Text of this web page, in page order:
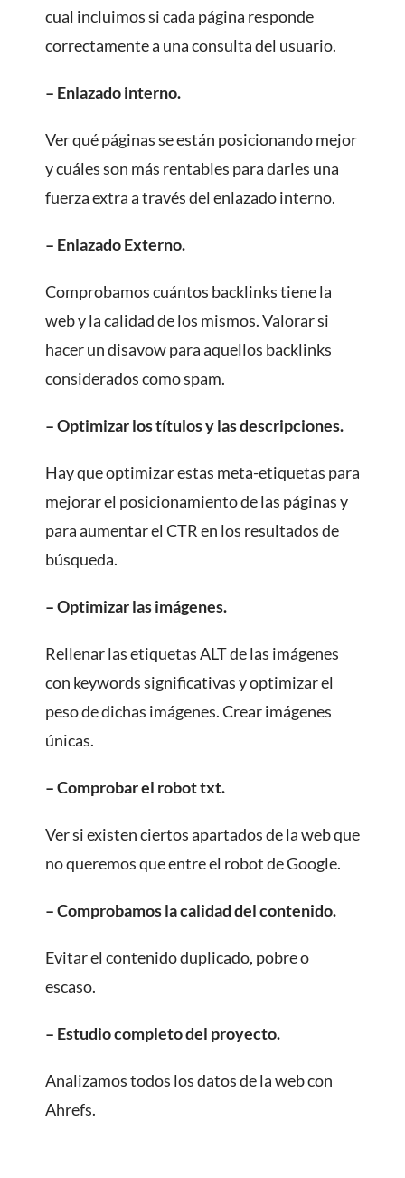
cual incluimos si cada página responde
correctamente a una consulta del usuario.
– Enlazado interno.
Ver qué páginas se están posicionando mejor
y cuáles son más rentables para darles una
fuerza extra a través del enlazado interno.
– Enlazado Externo.
Comprobamos cuántos backlinks tiene la
web y la calidad de los mismos. Valorar si
hacer un disavow para aquellos backlinks
considerados como spam.
– Optimizar los títulos y las descripciones.
Hay que optimizar estas meta-etiquetas para
mejorar el posicionamiento de las páginas y
para aumentar el CTR en los resultados de
búsqueda.
– Optimizar las imágenes.
Rellenar las etiquetas ALT de las imágenes
con keywords significativas y optimizar el
peso de dichas imágenes. Crear imágenes
únicas.
– Comprobar el robot txt.
Ver si existen ciertos apartados de la web que
no queremos que entre el robot de Google.
– Comprobamos la calidad del contenido.
Evitar el contenido duplicado, pobre o
escaso.
– Estudio completo del proyecto.
Analizamos todos los datos de la web con
Ahrefs.